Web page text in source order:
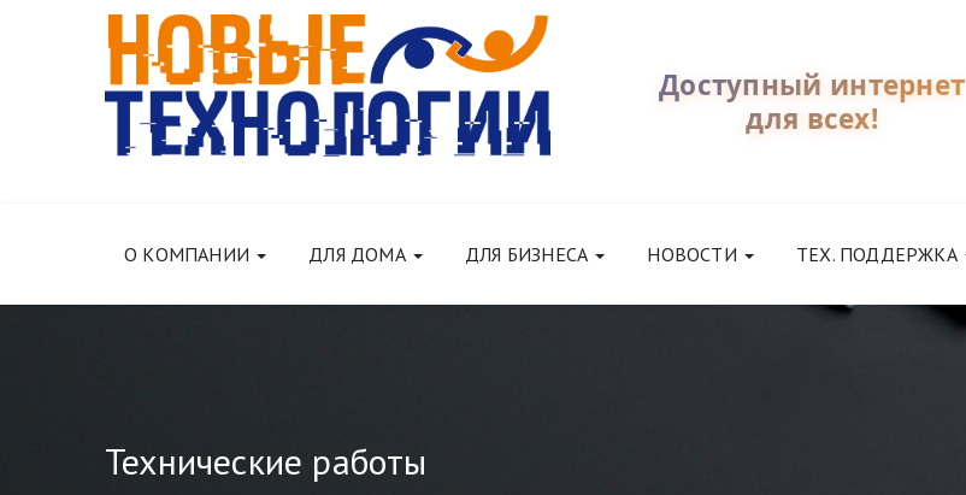
Доступный интернет
для всех!
О КОМПАНИИ ДЛЯ ДОМА ДЛЯ БИЗНЕСА НОВОСТИ ТЕХ. ПОДДЕРЖКА
Технические работы